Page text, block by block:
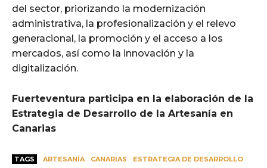
del sector, priorizando la modernización
administrativa, la profesionalización y el relevo
generacional, la promoción y el acceso a los
mercados, así como la innovación y la
digitalización.
Fuerteventura participa en la elaboración de la
Estrategia de Desarrollo de la Artesanía en
Canarias
TAGS ARTESANÍA CANARIAS
ESTRATEGIA DE DESARROLLO